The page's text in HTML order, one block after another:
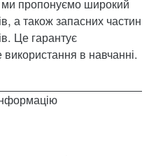
пропонуємо широкий
а також запасних частин
Це гарантує
в навчанні.